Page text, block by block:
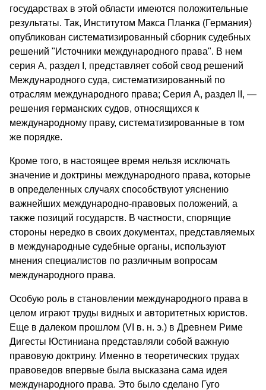
государствах в этой области имеются положительные
результаты. Так, Институтом Макса Планка (Германия)
опубликован систематизированный сборник судебных
решений "Источники международного права". В нем
серия А, раздел I, представляет собой свод решений
Международного суда, систематизированный по
отраслям международного права; Серия А, раздел II, —
решения германских судов, относящихся к
международному праву, систематизированные в том
же порядке.
Кроме того, в настоящее время нельзя исключать
значение и доктрины международного права, которые
в определенных случаях способствуют уяснению
важнейших международно-правовых положений, а
также позиций государств. В частности, спорящие
стороны нередко в своих документах, представляемых
в международные судебные органы, используют
мнения специалистов по различным вопросам
международного права.
Особую роль в становлении международного права в
целом играют труды видных и авторитетных юристов.
Еще в далеком прошлом (VI в. н. э.) в Древнем Риме
Дигесты Юстиниана представляли собой важную
правовую доктрину. Именно в теоретических трудах
правоведов впервые была высказана сама идея
международного права. Это было сделано Гуго